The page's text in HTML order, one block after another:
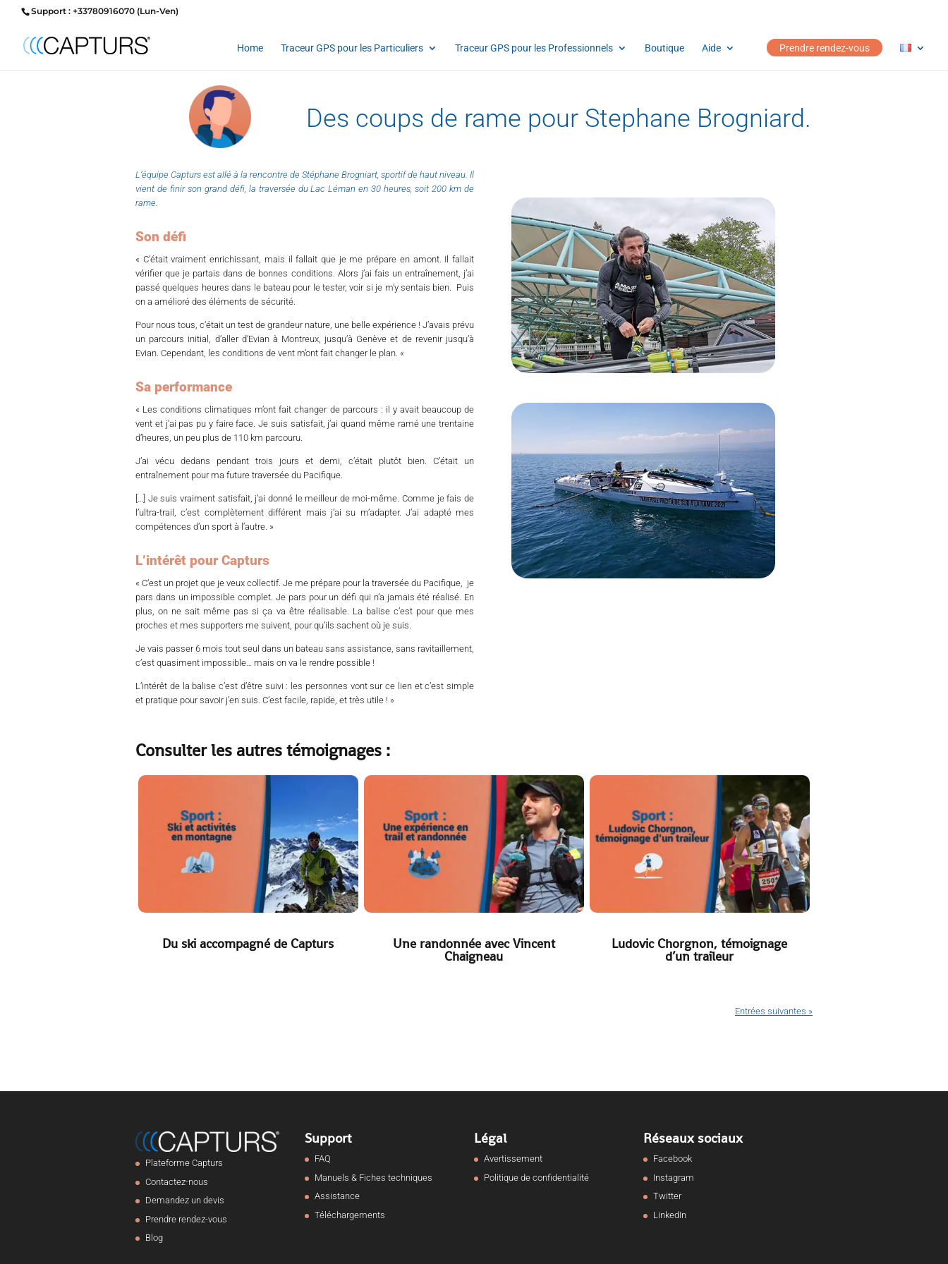
Support : +33780916070 (Lun-Ven)
Home Traceur GPS pour les Particuliers Traceur GPS pour les Professionnels Boutique Aide Prendre rendez-vous
Des coups de rame pour Stephane Brogniard.
L’équipe Capturs est allé à la rencontre de Stéphane Brogniart, sportif de haut niveau. Il
vient de finir son grand défi, la traversée du Lac Léman en 30 heures, soit 200 km de
rame.
Son défi
« C’était vraiment enrichissant, mais il fallait que je me prépare en amont. Il fallait
vérifier que je partais dans de bonnes conditions. Alors j’ai fais un entraînement, j’ai
passé quelques heures dans le bateau pour le tester, voir si je m’y sentais bien. Puis
on a amélioré des éléments de sécurité.
Pour nous tous, c’était un test de grandeur nature, une belle expérience ! J’avais prévu
un parcours initial, d’aller d’Evian à Montreux, jusqu’à Genève et de revenir jusqu’à
Evian. Cependant, les conditions de vent m’ont fait changer le plan. «
Sa performance
« Les conditions climatiques m’ont fait changer de parcours : il y avait beaucoup de
vent et j’ai pas pu y faire face. Je suis satisfait, j’ai quand même ramé une trentaine
d’heures, un peu plus de 110 km parcouru.
J’ai vécu dedans pendant trois jours et demi, c’était plutôt bien. C’était un
entraînement pour ma future traversée du Pacifique.
Je suis vraiment satisfait, j’ai donné le meilleur de moi-même. Comme je fais de
l’ultra-trail, c’est complètement différent mais j’ai su m’adapter. J’ai adapté mes
compétences d’un sport à l’autre. »
L’intérêt pour Capturs
« C’est un projet que je veux collectif. Je me prépare pour la traversée du Pacifique, je
pars dans un impossible complet. Je pars pour un défi qui n’a jamais été réalisé. En
plus, on ne sait même pas si ça va être réalisable. La balise c’est pour que mes
proches et mes supporters me suivent, pour qu’ils sachent où je suis.
Je vais passer 6 mois tout seul dans un bateau sans assistance, sans ravitaillement,
c’est quasiment impossible… mais on va le rendre possible !
L’intérêt de la balise c’est d’être suivi : les personnes vont sur ce lien et c’est simple
et pratique pour savoir j’en suis. C’est facile, rapide, et très utile ! »
Consulter les autres témoignages :
Du ski accompagné de Capturs Une randonnée avec Vincent
Chaigneau
Ludovic Chorgnon, témoignage
d’un traileur
Entrées suivantes »
Plateforme Capturs
Contactez-nous
Demandez un devis
Prendre rendez-vous
Blog
Support
FAQ
Manuels & Fiches techniques
Assistance
Téléchargements
Légal
Avertissement
Politique de confidentialité
Réseaux sociaux
Facebook
Instagram
Twitter
LinkedIn